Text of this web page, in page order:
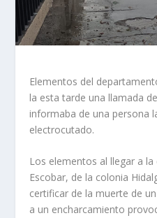
Elementos del
la esta tarde una llamada
informaba de una persona
electrocutado.
Los elementos al llegar a
Escobar, de la colonia
certificar de la muerte de
a un encharcamiento